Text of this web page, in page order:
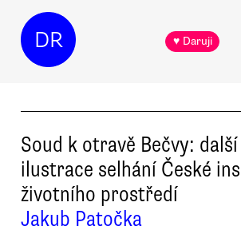
DR ♥ Daruji
Soud k otravě Bečvy: další
ilustrace selhání České
životního prostředí
Jakub Patočka